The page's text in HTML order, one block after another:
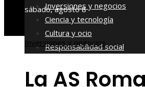
sábado, agosto 8
Inversiones y negocios
Ciencia y tecnología
Cultura y ocio
Responsabilidad social
Inversiones y negocios
La AS